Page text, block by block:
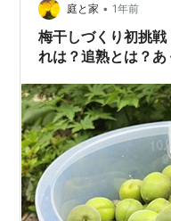
庭と家 • 1年前
梅干しづくり初挑
れは？追熟とは？あ